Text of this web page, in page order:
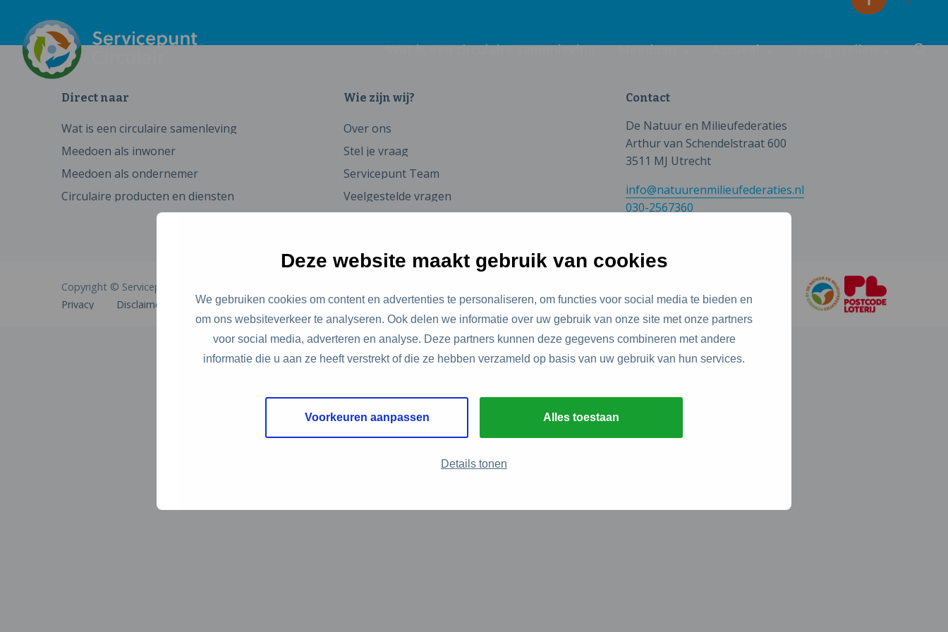
Deze website maakt gebruik van cookies
We gebruiken cookies om content en advertenties te personaliseren, om functies voor social media te bieden en
om ons websiteverkeer te analyseren. Ook delen we informatie over uw gebruik van onze site met onze partners
voor social media, adverteren en analyse. Deze partners kunnen deze gegevens combineren met andere
informatie die u aan ze heeft verstrekt of die ze hebben verzameld op basis van uw gebruik van hun services.
Voorkeuren aanpassen Alles toestaan
Details tonen
Wat is een circulaire samenleving Meedoen Actueel Vraag stellen
Direct naar
Wat is een circulaire samenleving
Meedoen als inwoner
Meedoen als ondernemer
Circulaire producten en diensten
Wie zijn wij?
Over ons
Stel je vraag
Servicepunt Team
Veelgestelde vragen
Contact
De Natuur en Milieufederaties
Arthur van Schendelstraat 600
3511 MJ Utrecht
info@natuurenmilieufederaties.nl
030-2567360
Copyright © Servicepunt Circulair
Privacy
Disclaimer Cookies Toegankelijkheid